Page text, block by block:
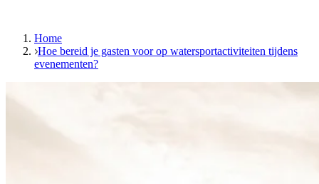
Home
Hoe bereid je gasten voor op watersportactiviteiten tijdens
evenementen?